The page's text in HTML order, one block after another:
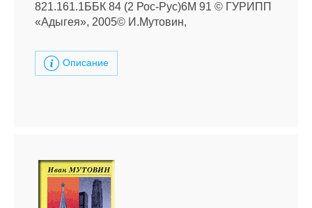
821.161.1ББК 84 (2 Рос-Рус)6М 91 © ГУРИПП
«Адыгея», 2005© И.Мутовин,
Описание